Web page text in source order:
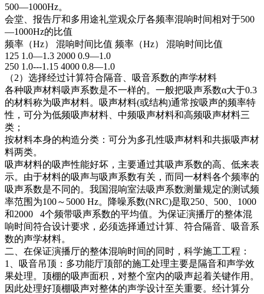
500—1000Hz。
会堂、报告厅和多用途礼堂观众厅各频率混响时间相对于500
—1000Hz的比值
频率（Hz） 混响时间比值 频率（Hz） 混响时间比值
125 1.0—1.3 2000 0.9—1.0
250 1.0---1.15 4000 0.8—1.0
（2）选择经过计算符合隔音、吸音系数的声学材料
各种吸声材料吸声系数是不一样的。一般把吸声系数α大于0.3
的材料称为吸声材料。吸声材料(或结构)通常按吸声的频率特
性，可分为低频吸声材料、中频吸声材料和高频吸声材料三
类；
按材料本身的构造分类：可分为多孔性吸声材料和共振吸声材
料两类。
吸声材料的吸声性能好坏，主要通过其吸声系数的高、低来表
示。由于材料的吸声与吸声系数有关，而同一材料各个频率的
吸声系数是不同的。我国混响室法吸声系数测量规定的测试频
率范围为100～5000 Hz。降噪系数(NRC)是取250、500、1000
和2000 4个频带吸声系数的平均值。为保证演播厅的整体混
响时间符合设计要求，必须选择通过计算、符合隔音、吸音系
数的声学材料。
二、在保证演播厅的整体混响时间的同时，科学施工工程：
1、吸音吊顶：多功能厅顶部的施工处理主要是隔音和声学效
果处理。顶棚的吸声面积，对整个室内的吸声起着关键作用。
因此处理好顶棚吸声对整体的声学设计至关重要。经计算分